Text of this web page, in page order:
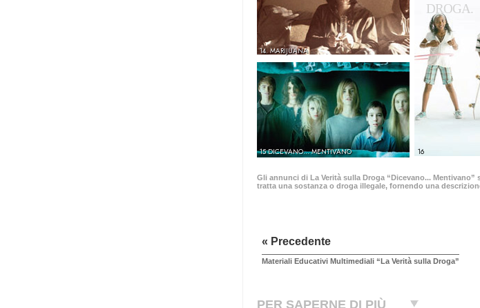
14. MARIJUANA
15 DICEVANO... MENTIVANO 16
DROGA.
Gli annunci di La Verità sulla Droga “Dicevano...
tratta una sostanza o droga illegale, fornendo una
« Precedente
Materiali Educativi Multimediali “La Verità sulla Droga”
PER SAPERNE DI PIÙ